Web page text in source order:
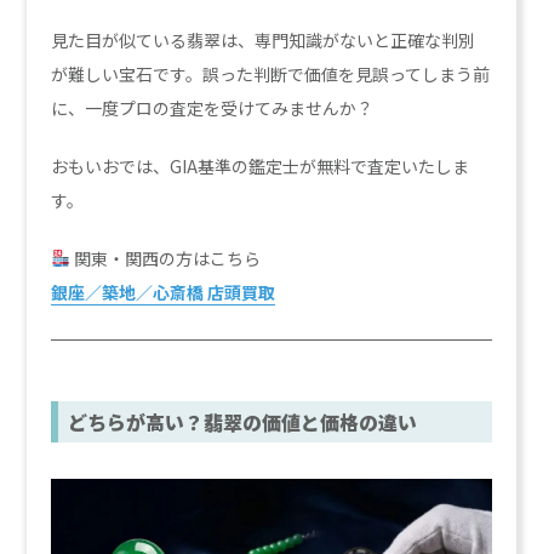
見た目が似ている翡翠は、専門知識がないと正確な判別
が難しい宝石です。誤った判断で価値を見誤ってしまう前
に、一度プロの査定を受けてみませんか？
おもいおでは、GIA基準の鑑定士が無料で査定いたしま
す。
関東・関西の方はこちら
銀座／築地／心斎橋 店頭買取
どちらが高い？翡翠の価値と価格の違い